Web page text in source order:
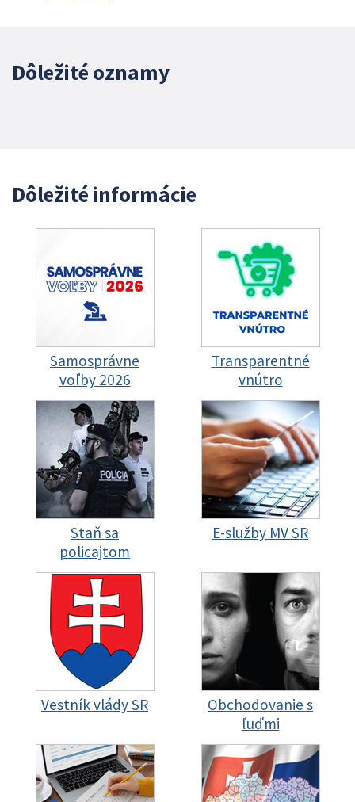
Dôležité oznamy
Dôležité informácie
Samosprávne
voľby 2026
Transparentné
vnútro
Staň sa
policajtom
E-služby MV SR
Vestník vlády SR
Obchodovanie s
ľuďmi